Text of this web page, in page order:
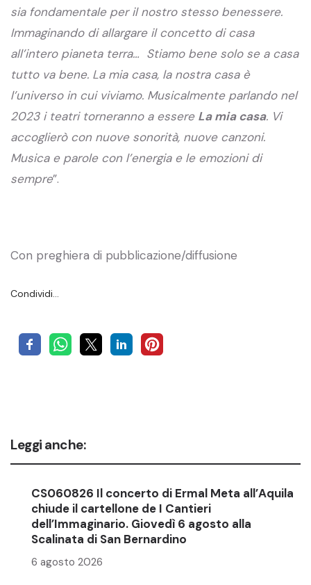
sia fondamentale per il nostro stesso benessere.
Immaginando di allargare il concetto di casa
all’intero pianeta terra… Stiamo bene solo se a casa
tutto va bene. La mia casa, la nostra casa è
l’universo in cui viviamo. Musicalmente parlando nel
2023 i teatri torneranno a essere La mia casa. Vi
accoglierò con nuove sonorità, nuove canzoni.
Musica e parole con l’energia e le emozioni di
sempre”.
Con preghiera di pubblicazione/diffusione
Condividi…
Leggi anche:
CS060826 Il concerto di Ermal Meta all’Aquila
chiude il cartellone de I Cantieri
dell’Immaginario. Giovedì 6 agosto alla
Scalinata di San Bernardino
6 agosto 2026